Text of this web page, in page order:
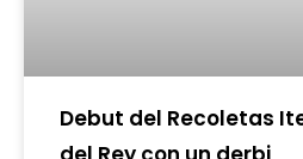
Debut del Recoletas